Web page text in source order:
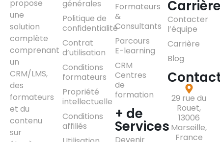
propose
une
solution
complète
comprenant
un
CRM/LMS,
des
formateurs
et du
contenu
sur
générales
Politique de
confidentialité
Contrat
d’utilisation
Conditions
formateurs
Propriété
intellectuelle
Conditions
affiliés
Formateurs
&
Consultants
Parcours
E-learning
CRM
Centres
de
formation
+ de
Services
Contacter
l’équipe
Carrière
Blog
29 rue du
Rouet,
13006
Marseille,
France